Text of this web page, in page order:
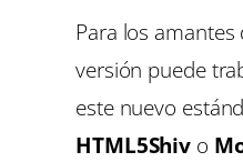
Para los amantes
versión puede
este nuevo
HTML5Shiv o